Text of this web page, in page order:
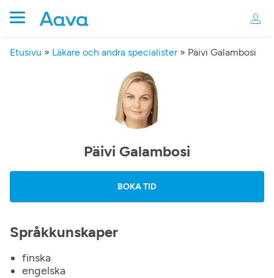
Etusivu » Läkare och andra specialister» Päivi Galambosi
Päivi Galambosi
BOKA TID
Språkkunskaper
finska
engelska